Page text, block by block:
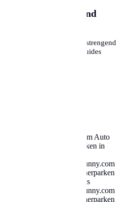
wichtig sind
zur Aufgabe gemacht,
Wir wissen, wie anstrengend
sein können. Unsere Guides
Cloud
in Lübeck Helpbunny.com Auto
Parken & Bewohnerparken in
in Lübeck
Helpbunny.com
Zonen
Parken & Bewohnerparken
Auto Verkehr Parkausweis
in Lübeck
Helpbunny.com
Zonen
Parken & Bewohnerparken